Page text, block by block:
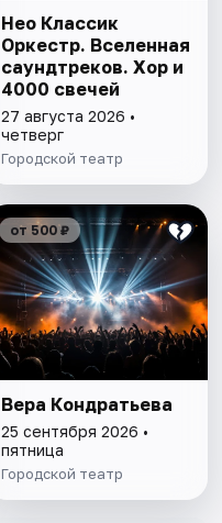
Нео Классик
Оркестр. Вселенная
саундтреков. Хор и
4000 свечей
27 августа 2026 •
четверг
Городской театр
от 500 ₽
Вера Кондратьева
25 сентября 2026 •
пятница
Городской театр